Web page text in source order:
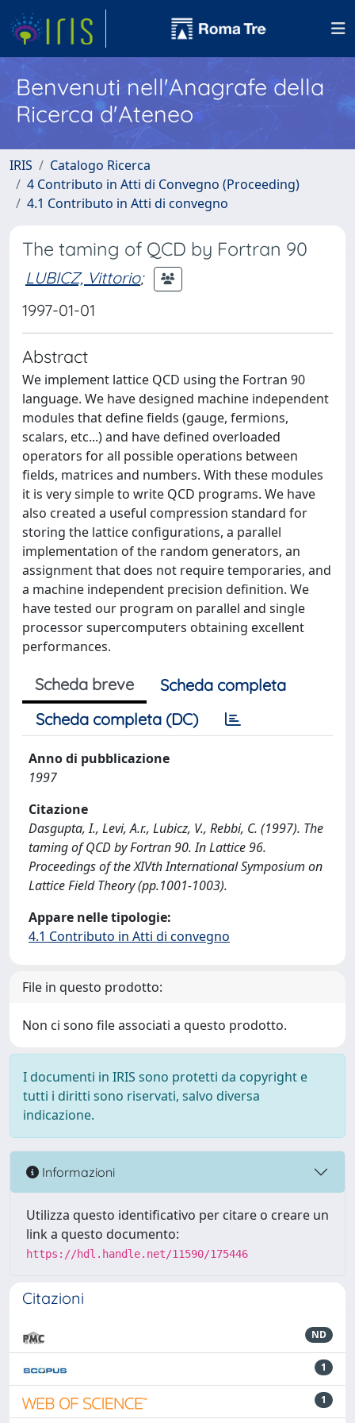
Benvenuti nell'Anagrafe della
Ricerca d'Ateneo
IRIS
Catalogo Ricerca
4 Contributo in Atti di Convegno (Proceeding)
4.1 Contributo in Atti di convegno
The taming of QCD by Fortran 90
LUBICZ, Vittorio;
1997-01-01
Abstract
We implement lattice QCD using the Fortran 90
language. We have designed machine independent
modules that define fields (gauge, fermions,
scalars, etc...) and have defined overloaded
operators for all possible operations between
fields, matrices and numbers. With these modules
it is very simple to write QCD programs. We have
also created a useful compression standard for
storing the lattice configurations, a parallel
implementation of the random generators, an
assignment that does not require temporaries, and
a machine independent precision definition. We
have tested our program on parallel and single
processor supercomputers obtaining excellent
performances.
Scheda breve
Scheda completa
Scheda completa (DC)
Anno di pubblicazione
1997
Citazione
Dasgupta, I., Levi, A.r., Lubicz, V., Rebbi, C. (1997). The
taming of QCD by Fortran 90. In Lattice 96.
Proceedings of the XIVth International Symposium on
Lattice Field Theory (pp.1001-1003).
Appare nelle tipologie:
4.1 Contributo in Atti di convegno
File in questo prodotto:
Non ci sono file associati a questo prodotto.
I documenti in IRIS sono protetti da copyright e
tutti i diritti sono riservati, salvo diversa
indicazione.
Informazioni
Utilizza questo identificativo per citare o creare un
link a questo documento:
https://hdl.handle.net/11590/175446
Citazioni
ND
1
1